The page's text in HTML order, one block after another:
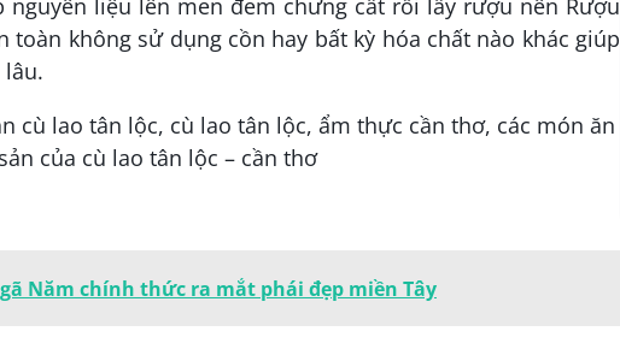
toàn không sử dụng cồn hay bất kỳ hóa chất nào khác giúp
Năm chính thức ra mắt phái đẹp miền Tây